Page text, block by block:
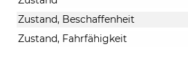
Zustand, Beschaffenheit
Zustand, Fahrfähigkeit